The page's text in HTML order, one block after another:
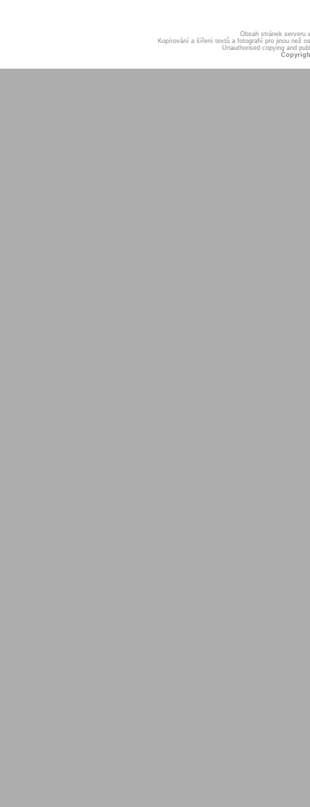
Obsah stránek serveru
Kopírování a šíření textů a fotografií pro jinou než
Unauthorised copying and